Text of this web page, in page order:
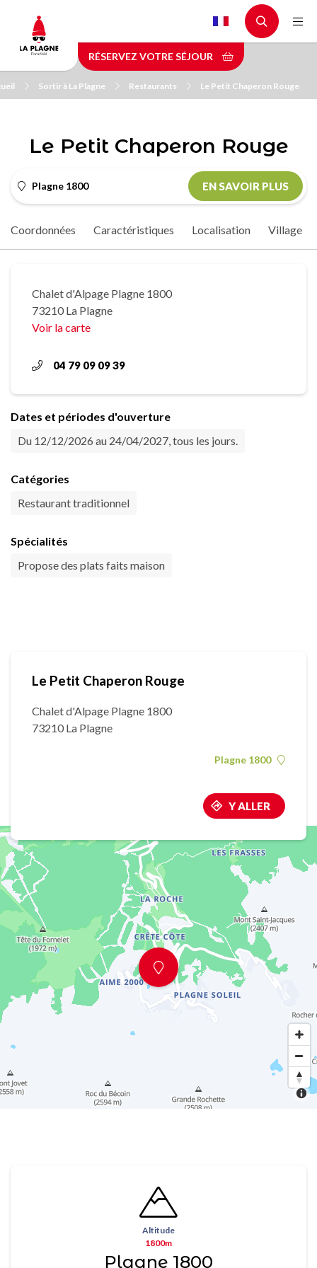
contenu
principal
RÉSERVEZ VOTRE SÉJOUR
Sortir à La Plagne Restaurants Le Petit Chaperon Rouge
Le Petit Chaperon Rouge
Plagne 1800 EN SAVOIR PLUS
Coordonnées Caractéristiques Localisation Village
Chalet d'Alpage Plagne 1800
73210 La Plagne
Voir la carte
04 79 09 09 39
Dates et périodes d'ouverture
Du 12/12/2026 au 24/04/2027, tous les jours.
Catégories
Restaurant traditionnel
Spécialités
Propose des plats faits maison
Le Petit Chaperon Rouge
Chalet d'Alpage Plagne 1800
73210 La Plagne
Plagne 1800
Y ALLER
Altitude
1800m
Plagne 1800